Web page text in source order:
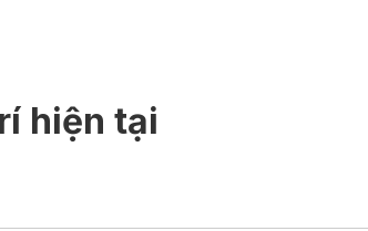
hiện tại